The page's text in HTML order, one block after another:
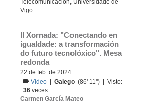
Telecomunicación, Universidade de
Vigo
II Xornada: "Conectando en
igualdade: a transformación
do futuro tecnolóxico". Mesa
redonda
22 de feb. de 2024
Vídeo
|Galego (86' 11'') | Visto:
36 veces
Carmen García Mateo